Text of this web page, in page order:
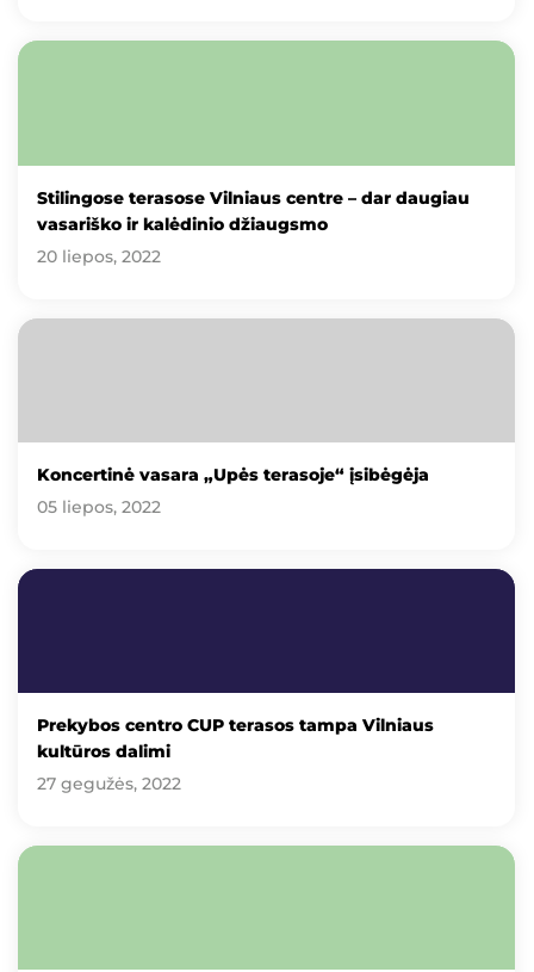
Stilingose terasose Vilniaus centre – dar daugiau
vasariško ir kalėdinio džiaugsmo
20 liepos, 2022
Koncertinė vasara „Upės terasoje“ įsibėgėja
05 liepos, 2022
Prekybos centro CUP terasos tampa Vilniaus
kultūros dalimi
27 gegužės, 2022